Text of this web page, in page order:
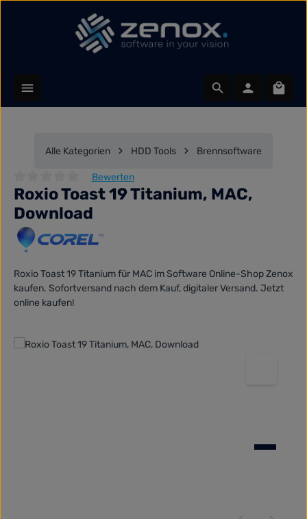
Zum Hauptinhalt springen
Alle Kategorien HDD Tools Brennsoftware
Durchschnittliche Bewertung von 0 von 5 Sternen
Bewerten
Roxio Toast 19 Titanium, MAC,
Download
Roxio Toast 19 Titanium für MAC im Software Online-Shop Zenox
kaufen. Sofortversand nach dem Kauf, digitaler Versand. Jetzt
online kaufen!
Bildergalerie überspringen